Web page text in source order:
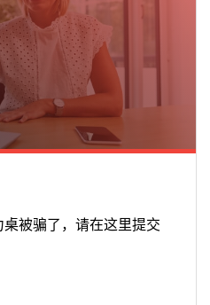
被骗了，请在这里提交